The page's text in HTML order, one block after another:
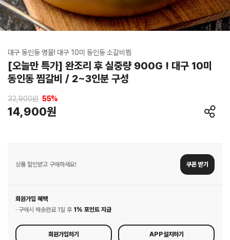
대구 동인동 명물! 대구 10미 동인동 소갈비찜
[오늘만 특가] 완조리 후 실중량 900G ! 대구 10미
동인동 찜갈비 / 2~3인분 구성
32,900원 55%
14,900원
상품 할인받고 구매하세요! 쿠폰 받기
회원가입 혜택
· 구매시 배송완료 1일 후 1% 포인트 지급
회원가입하기 APP설치하기